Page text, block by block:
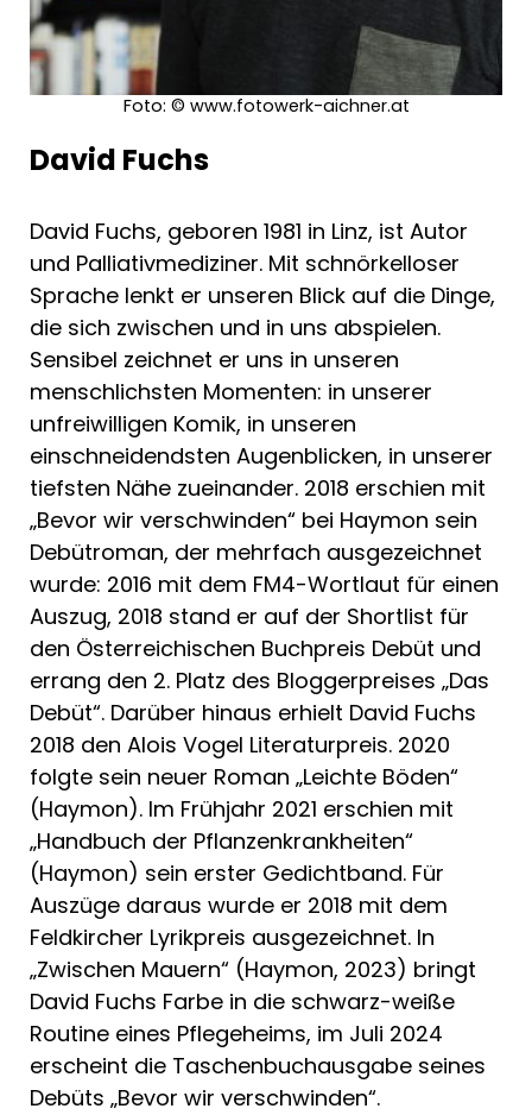
Foto: © www.fotowerk-aichner.at
David Fuchs
David Fuchs, geboren 1981 in Linz, ist Autor
und Palliativmediziner. Mit schnörkelloser
Sprache lenkt er unseren Blick auf die Dinge,
die sich zwischen und in uns abspielen.
Sensibel zeichnet er uns in unseren
menschlichsten Momenten: in unserer
unfreiwilligen Komik, in unseren
einschneidendsten Augenblicken, in unserer
tiefsten Nähe zueinander. 2018 erschien mit
„Bevor wir verschwinden“ bei Haymon sein
Debütroman, der mehrfach ausgezeichnet
wurde: 2016 mit dem FM4-Wortlaut für einen
Auszug, 2018 stand er auf der Shortlist für
den Österreichischen Buchpreis Debüt und
errang den 2. Platz des Bloggerpreises „Das
Debüt“. Darüber hinaus erhielt David Fuchs
2018 den Alois Vogel Literaturpreis. 2020
folgte sein neuer Roman „Leichte Böden“
(Haymon). Im Frühjahr 2021 erschien mit
„Handbuch der Pflanzenkrankheiten“
(Haymon) sein erster Gedichtband. Für
Auszüge daraus wurde er 2018 mit dem
Feldkircher Lyrikpreis ausgezeichnet. In
„Zwischen Mauern“ (Haymon, 2023) bringt
David Fuchs Farbe in die schwarz-weiße
Routine eines Pflegeheims, im Juli 2024
erscheint die Taschenbuchausgabe seines
Debüts „Bevor wir verschwinden“.